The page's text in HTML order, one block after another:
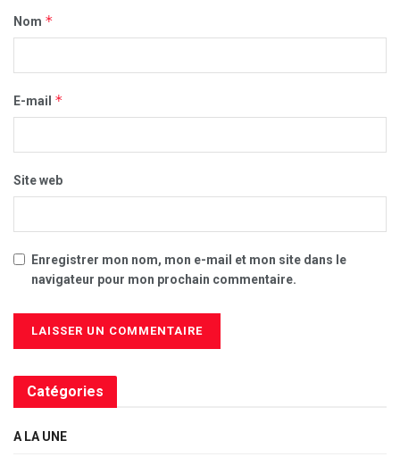
Nom *
E-mail *
Site web
Enregistrer mon nom, mon e-mail et mon site dans le
navigateur pour mon prochain commentaire.
Catégories
A LA UNE